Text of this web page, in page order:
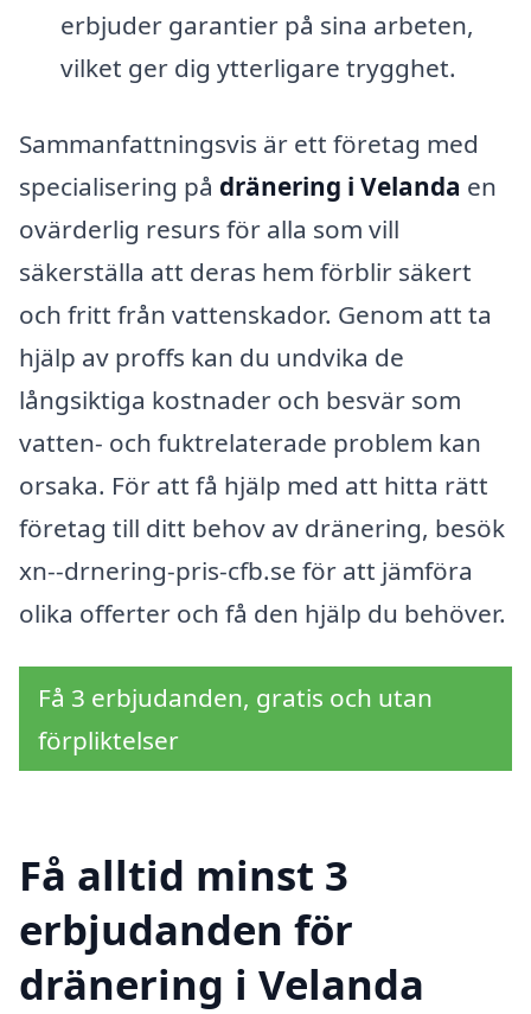
erbjuder garantier på sina arbeten,
vilket ger dig ytterligare trygghet.
Sammanfattningsvis är ett företag med
specialisering på dränering i Velanda en
ovärderlig resurs för alla som vill
säkerställa att deras hem förblir säkert
och fritt från vattenskador. Genom att ta
hjälp av proffs kan du undvika de
långsiktiga kostnader och besvär som
vatten- och fuktrelaterade problem kan
orsaka. För att få hjälp med att hitta rätt
företag till ditt behov av dränering, besök
xn--drnering-pris-cfb.se för att jämföra
olika offerter och få den hjälp du behöver.
Få 3 erbjudanden, gratis och utan
förpliktelser
Få alltid minst 3
erbjudanden för
dränering i Velanda